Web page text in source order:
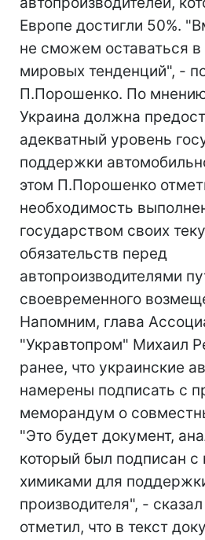
Европе достигли 50%.
не сможем оставаться в
мировых тенденций", -
П.Порошенко. По
Украина должна
адекватный уровень
поддержки
этом П.Порошенко
необходимость
государством своих
обязательств перед
автопроизводителями
своевременного
Напомним, глава
"Укравтопром" Михаил
ранее, что украинские
намерены подписать с
меморандум о
"Это будет документ,
который был подписан с
химиками для
производителя", -
отметил, что в текст